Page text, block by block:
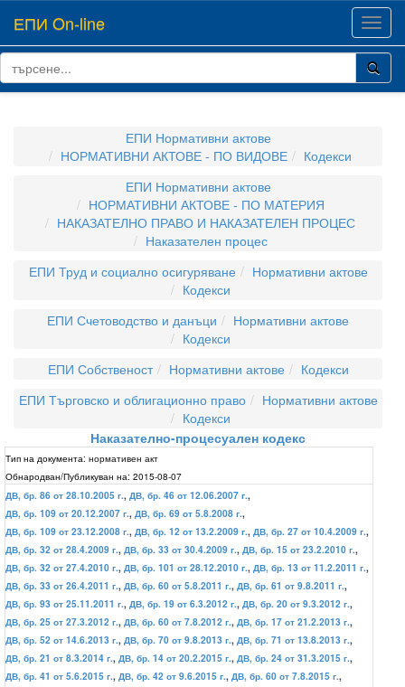
ЕПИ On-line
ЕПИ Нормативни актове
НОРМАТИВНИ АКТОВЕ - ПО ВИДОВЕ
Кодекси
ЕПИ Нормативни актове
НОРМАТИВНИ АКТОВЕ - ПО МАТЕРИЯ
НАКАЗАТЕЛНО ПРАВО И НАКАЗАТЕЛЕН ПРОЦЕС
Наказателен процес
ЕПИ Труд и социално осигуряване
Нормативни актове
Кодекси
ЕПИ Счетоводство и данъци
Нормативни актове
Кодекси
ЕПИ Собственост
Нормативни актове
Кодекси
ЕПИ Търговско и облигационно право
Нормативни актове
Кодекси
Наказателно-процесуален кодекс
Тип на документа: нормативен акт
Обнародван/Публикуван на: 2015-08-07
ДВ, бр. 86 от 28.10.2005 г., ДВ, бр. 46 от 12.06.2007 г.,
ДВ, бр. 109 от 20.12.2007 г., ДВ, бр. 69 от 5.8.2008 г.,
ДВ, бр. 109 от 23.12.2008 г., ДВ, бр. 12 от 13.2.2009 г., ДВ, бр. 27 от 10.4.2009 г.,
ДВ, бр. 32 от 28.4.2009 г., ДВ, бр. 33 от 30.4.2009 г., ДВ, бр. 15 от 23.2.2010 г.,
ДВ, бр. 32 от 27.4.2010 г., ДВ, бр. 101 от 28.12.2010 г., ДВ, бр. 13 от 11.2.2011 г.,
ДВ, бр. 33 от 26.4.2011 г., ДВ, бр. 60 от 5.8.2011 г., ДВ, бр. 61 от 9.8.2011 г.,
ДВ, бр. 93 от 25.11.2011 г., ДВ, бр. 19 от 6.3.2012 г., ДВ, бр. 20 от 9.3.2012 г.,
ДВ, бр. 25 от 27.3.2012 г., ДВ, бр. 60 от 7.8.2012 г., ДВ, бр. 17 от 21.2.2013 г.,
ДВ, бр. 52 от 14.6.2013 г., ДВ, бр. 70 от 9.8.2013 г., ДВ, бр. 71 от 13.8.2013 г.,
ДВ, бр. 21 от 8.3.2014 г., ДВ, бр. 14 от 20.2.2015 г., ДВ, бр. 24 от 31.3.2015 г.,
ДВ, бр. 41 от 5.6.2015 г., ДВ, бр. 42 от 9.6.2015 г., ДВ, бр. 60 от 7.8.2015 г.,